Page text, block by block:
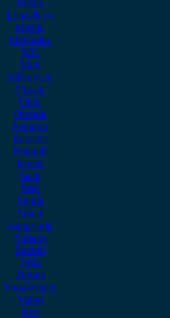
Lexus
Lynk & co
Mazda
Mercedes
MG
Mini
Mitsubishi
Nissan
Opel
Omoda
Peugeot
Porsche
Renault
Rover
Saab
Seat
Skoda
Smart
ssangyong
Subaru
Suzuki
Tesla
Toyota
Volkswagen
Volvo
Xev